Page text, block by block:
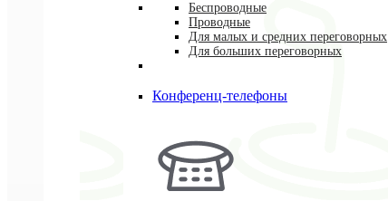
Беспроводные
Проводные
Для малых и средних переговорных
Для больших переговорных
Конференц-телефоны